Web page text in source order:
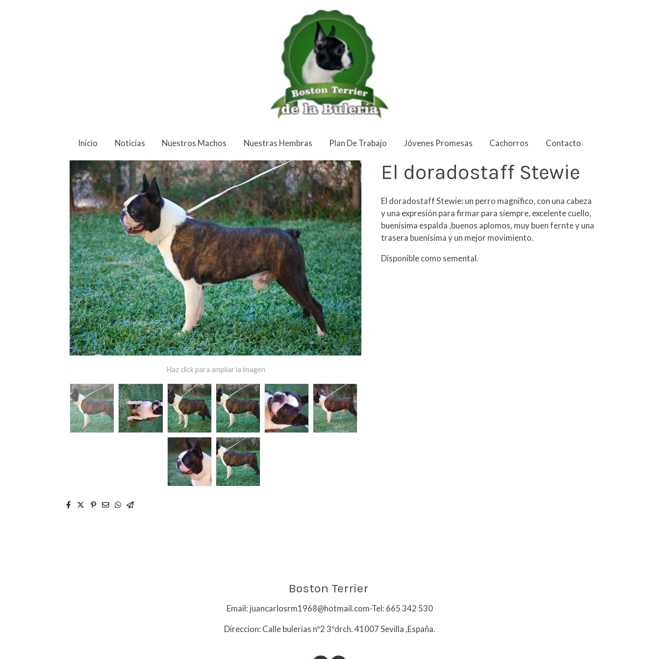
Inicio Noticias Nuestros Machos Nuestras Hembras Plan De Trabajo Jóvenes Promesas Cachorros Contacto
Haz click para ampliar la imagen
El doradostaff Stewie
El doradostaff Stewie: un perro magnifico, con una cabeza
y una expresión para firmar para siempre, excelente cuello,
buenísima espalda ,buenos aplomos, muy buen fernte y una
trasera buenísima y un mejor movimiento.
Disponible como semental.
Boston Terrier
Email: juancarlosrm1968@hotmail.com-Tel: 665 342 530
Direccion: Calle bulerias nº2 3ºdrch. 41007 Sevilla ,España.